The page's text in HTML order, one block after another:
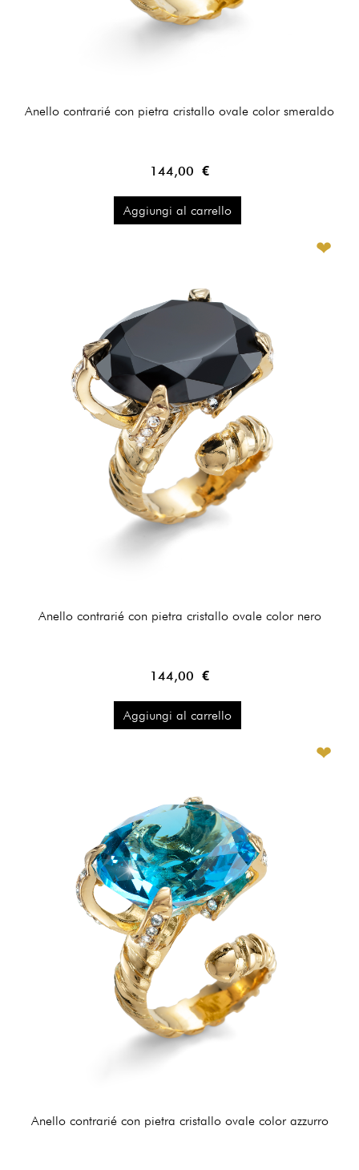
Anello contrarié con pietra cristallo ovale color smeraldo
144,00 €
Aggiungi al carrello
Anello contrarié con pietra cristallo ovale color nero
144,00 €
Aggiungi al carrello
Anello contrarié con pietra cristallo ovale color azzurro